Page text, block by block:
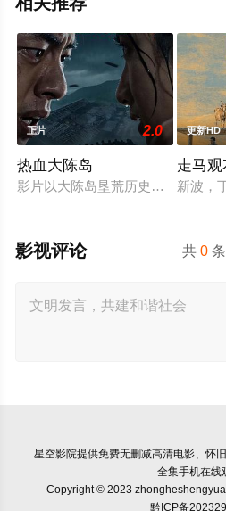
正片 2.0
热血大陈岛
影片以大陈岛垦荒历史为创作底色
更新HD
走马观
新波，
共0
影视评论
星空影院提供免费无删减高清电影、怀
全集手机在线
Copyright © 2023
黔ICP备